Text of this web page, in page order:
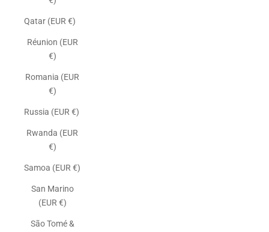
Qatar (EUR €)
Réunion (EUR
€)
Romania (EUR
€)
Russia (EUR €)
Rwanda (EUR
€)
Samoa (EUR €)
San Marino
(EUR €)
São Tomé &